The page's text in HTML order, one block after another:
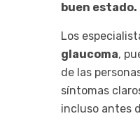
buen estado.
Los
glaucoma,
de las
síntomas
incluso antes